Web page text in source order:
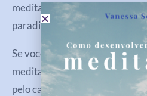
meditar mais de uma hora.
paradigmas!
Se você está começando,
meditações rápidas e curtas
pelo caminho maravilhoso da